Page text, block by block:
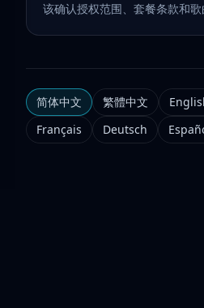
该确认授权范围、套餐条款和歌
简体中文 繁體中文
Français
Deutsch